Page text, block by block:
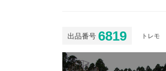
出品番号 6819 トレモ